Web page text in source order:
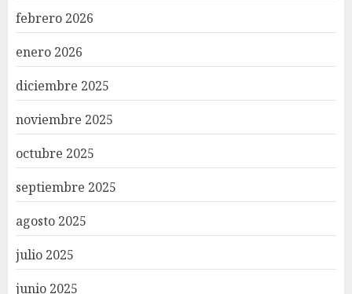
febrero 2026
enero 2026
diciembre 2025
noviembre 2025
octubre 2025
septiembre 2025
agosto 2025
julio 2025
junio 2025